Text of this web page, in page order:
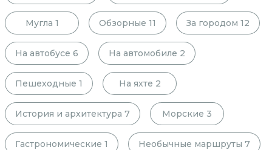
Мугла 1 Обзорные 11 За городом 12
На автобусе 6 На автомобиле 2
Пешеходные 1 На яхте 2
История и архитектура 7 Морские 3
Гастрономические 1 Необычные маршруты 7